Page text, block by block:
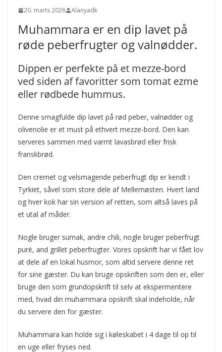
20. marts 2026 Alanyadk
Muhammara er en dip lavet på
røde peberfrugter og valnødder.
Dippen er perfekte på et mezze-bord
ved siden af favoritter som tomat ezme
eller rødbede hummus.
Denne smagfulde dip lavet på rød peber, valnødder og
olivenolie er et must på ethvert mezze-bord. Den kan
serveres sammen med varmt lavasbrød eller frisk
franskbrød.
Den cremet og velsmagende peberfrugt dip er kendt i
Tyrkiet, såvel som store dele af Mellemøsten. Hvert land
og hver kok har sin version af retten, som altså laves på
et utal af måder.
Nogle bruger sumak, andre chili, nogle bruger peberfrugt
puré, and grillet peberfrugter. Vores opskrift har vi fået lov
at dele af en lokal husmor, som altid servere denne ret
for sine gæster. Du kan bruge opskriften som den er, eller
bruge den som grundopskrift til selv at ekspermentere
med, hvad din muhammara opskrift skal indeholde, når
du servere den for gæster.
Muhammara kan holde sig i køleskabet i 4 dage til op til
en uge eller fryses ned.